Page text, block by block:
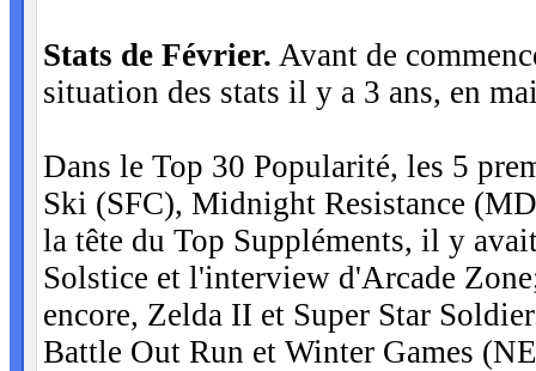
Stats de Février. Avant de
situation des stats il y a 3 ans, en
Dans le Top 30 Popularité, les 5
Ski (SFC), Midnight Resistance
la tête du Top Suppléments, il y
Solstice et l'interview d'Arcade
encore, Zelda II et Super Star
Battle Out Run et Winter Games